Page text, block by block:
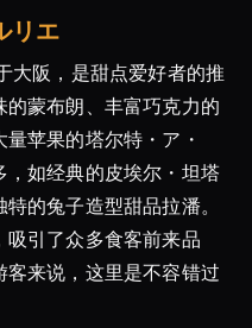
キ」
の
あ
る
カ
フ
ェ・
ス
イ
リエ
大阪，是甜点爱好者的推
蒙布朗、丰富巧克力的
苹果的塔尔特・ア・
如经典的皮埃尔・坦塔
的兔子造型甜品拉潘。
引了众多食客前来品
来说，这里是不容错过